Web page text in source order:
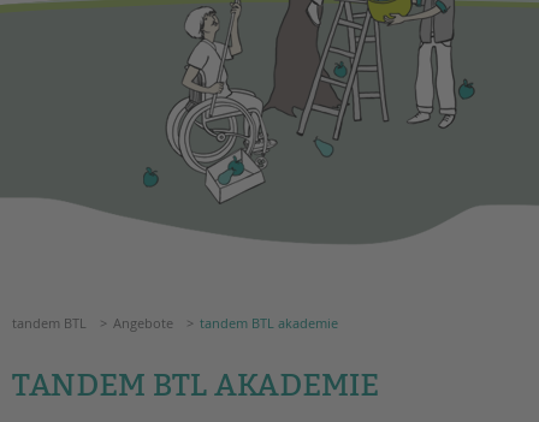
EINGLIEDERUNGSHILFE
BETREUTES WOHNEN
TANDEM BTL AKADEMIE
Seminarkalender
Bereiche im Überblick
Suchen
tandem BTL Angebote tandem BTL akademie
TANDEM BTL AKADEMIE